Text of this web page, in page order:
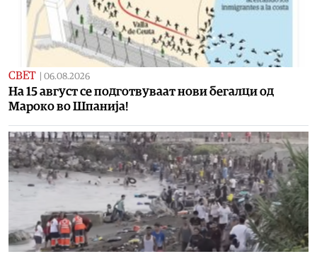
СВЕТ 06.08.2026
На 15 август се подготвуваат нови бегалци од
Мароко во Шпанија!